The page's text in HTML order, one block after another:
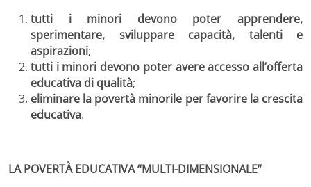
tutti i minori devono poter apprendere,
sperimentare, sviluppare capacità, talenti e
aspirazioni;
tutti i minori devono poter avere accesso all’offerta
educativa di qualità;
eliminare la povertà minorile per favorire la crescita
educativa.
LA POVERTÀ EDUCATIVA “MULTI-DIMENSIONALE”